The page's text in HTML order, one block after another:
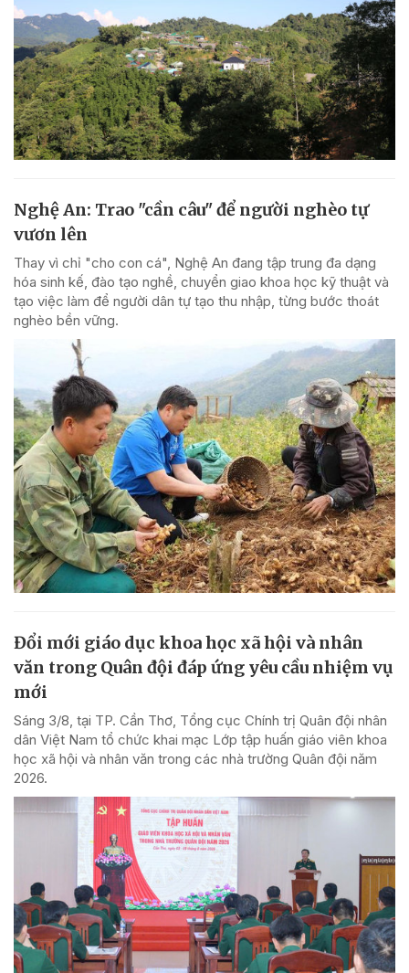
Nghệ An: Trao "cần câu" để người nghèo tự
vươn lên
Thay vì chỉ "cho con cá", Nghệ An đang tập trung đa dạng
hóa sinh kế, đào tạo nghề, chuyển giao khoa học kỹ thuật và
tạo việc làm để người dân tự tạo thu nhập, từng bước thoát
nghèo bền vững.
Đổi mới giáo dục khoa học xã hội và nhân
văn trong Quân đội đáp ứng yêu cầu nhiệm vụ
mới
Sáng 3/8, tại TP. Cần Thơ, Tổng cục Chính trị Quân đội nhân
dân Việt Nam tổ chức khai mạc Lớp tập huấn giáo viên khoa
học xã hội và nhân văn trong các nhà trường Quân đội năm
2026.